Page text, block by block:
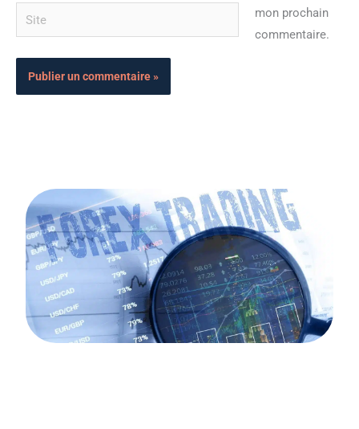
Site
mon prochain
commentaire.